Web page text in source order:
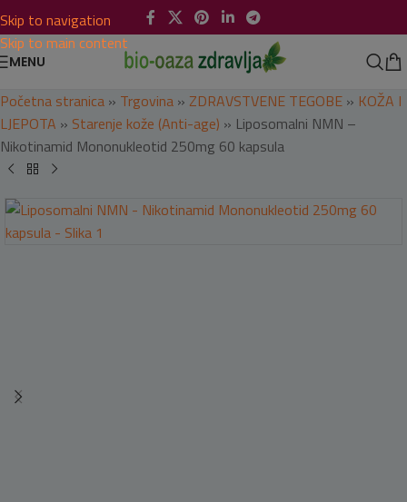
Skip to navigation
Skip to main content
MENU
Početna stranica » Trgovina » ZDRAVSTVENE TEGOBE » KOŽA I
LJEPOTA » Starenje kože (Anti-age) » Liposomalni NMN –
Nikotinamid Mononukleotid 250mg 60 kapsula